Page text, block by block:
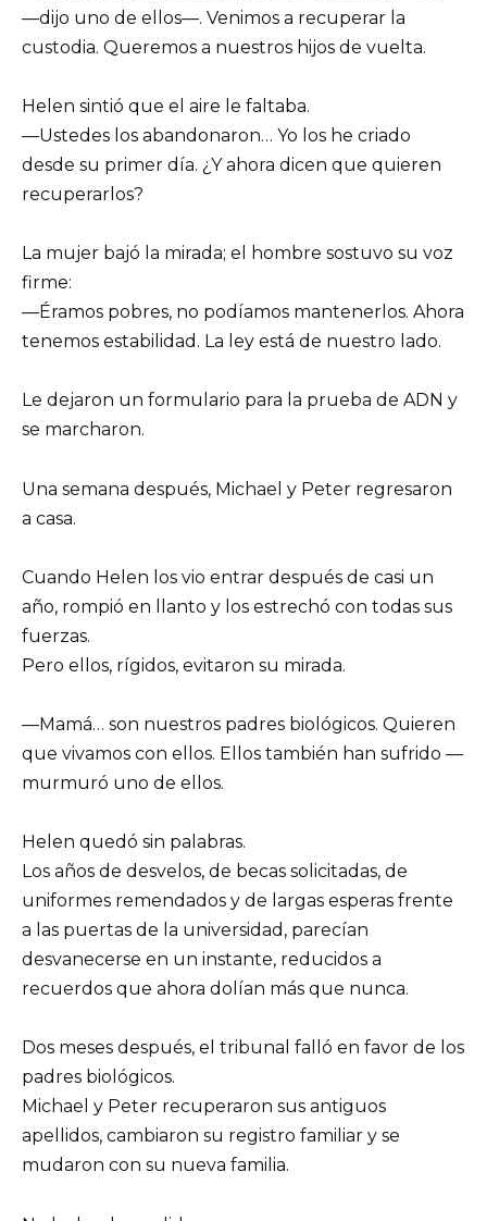
—dijo uno de ellos—. Venimos a recuperar la
custodia. Queremos a nuestros hijos de vuelta.
Helen sintió que el aire le faltaba.
—Ustedes los abandonaron… Yo los he criado
desde su primer día. ¿Y ahora dicen que quieren
recuperarlos?
La mujer bajó la mirada; el hombre sostuvo su voz
firme:
—Éramos pobres, no podíamos mantenerlos. Ahora
tenemos estabilidad. La ley está de nuestro lado.
Le dejaron un formulario para la prueba de ADN y
se marcharon.
Una semana después, Michael y Peter regresaron
a casa.
Cuando Helen los vio entrar después de casi un
año, rompió en llanto y los estrechó con todas sus
fuerzas.
Pero ellos, rígidos, evitaron su mirada.
—Mamá… son nuestros padres biológicos. Quieren
que vivamos con ellos. Ellos también han sufrido —
murmuró uno de ellos.
Helen quedó sin palabras.
Los años de desvelos, de becas solicitadas, de
uniformes remendados y de largas esperas frente
a las puertas de la universidad, parecían
desvanecerse en un instante, reducidos a
recuerdos que ahora dolían más que nunca.
Dos meses después, el tribunal falló en favor de los
padres biológicos.
Michael y Peter recuperaron sus antiguos
apellidos, cambiaron su registro familiar y se
mudaron con su nueva familia.